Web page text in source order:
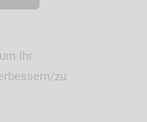
Ihr
zu